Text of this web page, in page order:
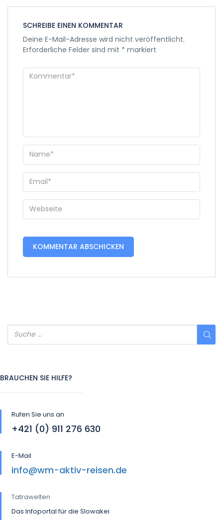
SCHREIBE EINEN KOMMENTAR
Deine E-Mail-Adresse wird nicht veröffentlicht.
Erforderliche Felder sind mit * markiert
BRAUCHEN SIE HILFE?
Rufen Sie uns an
+421 (0) 911 276 630
E-Mail
info@wm-aktiv-reisen.de
Tatrawelten
Das Infoportal für die Slowakei